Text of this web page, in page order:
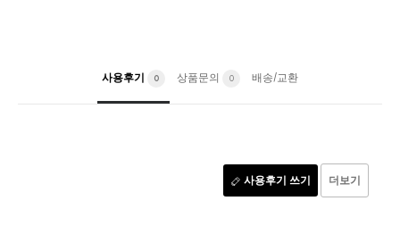
사용후기 0 상품문의 0 배송/교환
사용후기 쓰기 더보기